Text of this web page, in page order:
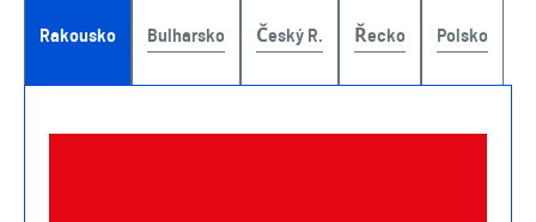
Rakousko Bulharsko Český R. Řecko Polsko